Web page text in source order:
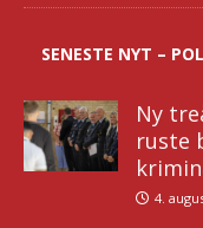
SENESTE NYT –
Ny
ruste
4.